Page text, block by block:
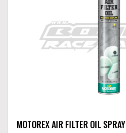
MOTOREX AIR FILTER OIL SPRAY